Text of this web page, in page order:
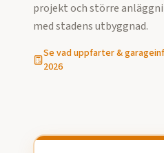
projekt och större
med stadens utbyggnad.
Se vaduppfarter &
2026